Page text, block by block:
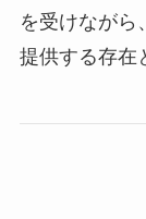
を受けながら
提供する存在